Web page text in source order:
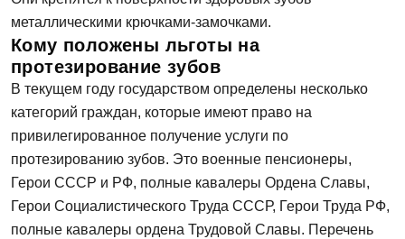
металлическими крючками-замочками.
Кому положены льготы на
протезирование зубов
В текущем году государством определены несколько
категорий граждан, которые имеют право на
привилегированное получение услуги по
протезированию зубов. Это военные пенсионеры,
Герои СССР и РФ, полные кавалеры Ордена Славы,
Герои Социалистического Труда СССР, Герои Труда РФ,
полные кавалеры ордена Трудовой Славы. Перечень